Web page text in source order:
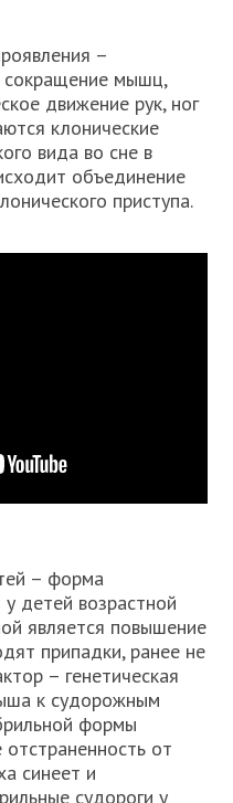
–
сокращение мышц,
движение рук, ног
клонические
вида во сне в
объединение
приступа.
– форма
у детей возрастной
является повышение
припадки, ранее не
– генетическая
к судорожным
формы
от
синеет и
судороги у